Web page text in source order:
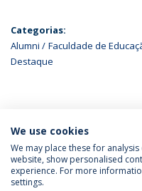
Categorias:
Alumni
Faculdade de
Destaque
ÚLTIMAS NOTÍCIAS
Política de
We use cookies
We may place these for
website, show personalised
experience. For more
settings.